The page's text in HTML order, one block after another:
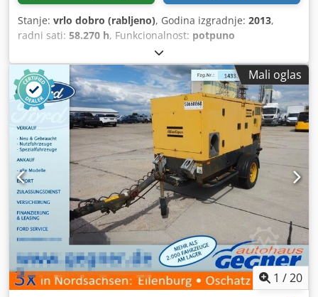
Stanje: vrlo dobro (rabljeno), Godina izgradnje: 2013,
radni sati: 58.270 h, Funkcionalnost: potpuno
Mali oglas
1 /20